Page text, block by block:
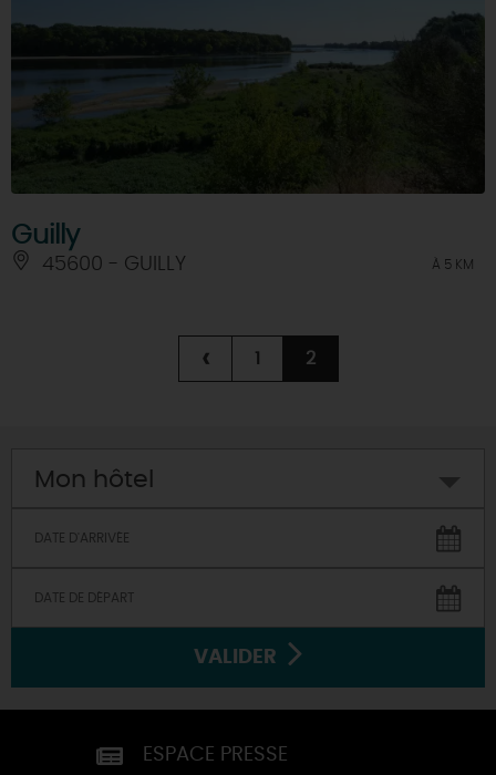
Guilly
45600 - GUILLY À 5 KM
‹ 1 2
Mon hôtel
VALIDER
ESPACE PRESSE